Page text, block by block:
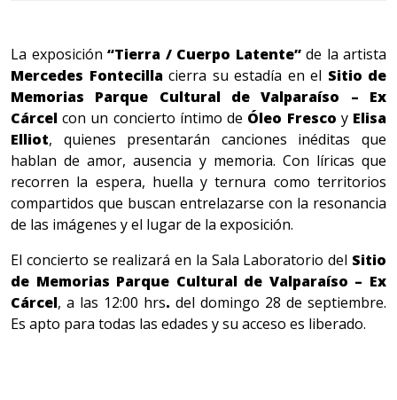
La exposición “Tierra / Cuerpo Latente”de la artista
Mercedes Fontecillacierra su estadía en el Sitio de
Memorias Parque Cultural de Valparaíso – Ex
Cárcel con un concierto íntimo de Óleo Fresco y Elisa
Elliot, quienes presentarán canciones inéditas que
hablan de amor, ausencia y memoria. Con líricas que
recorren la espera, huella y ternura como territorios
compartidos que buscan entrelazarse con la resonancia
de las imágenes y el lugar de la exposición.
El concierto se realizará en la Sala Laboratorio del Sitio
de Memorias Parque Cultural de Valparaíso – Ex
Cárcel, a las 12:00 hrs. del domingo 28 de septiembre.
Es apto para todas las edades y su acceso es liberado.